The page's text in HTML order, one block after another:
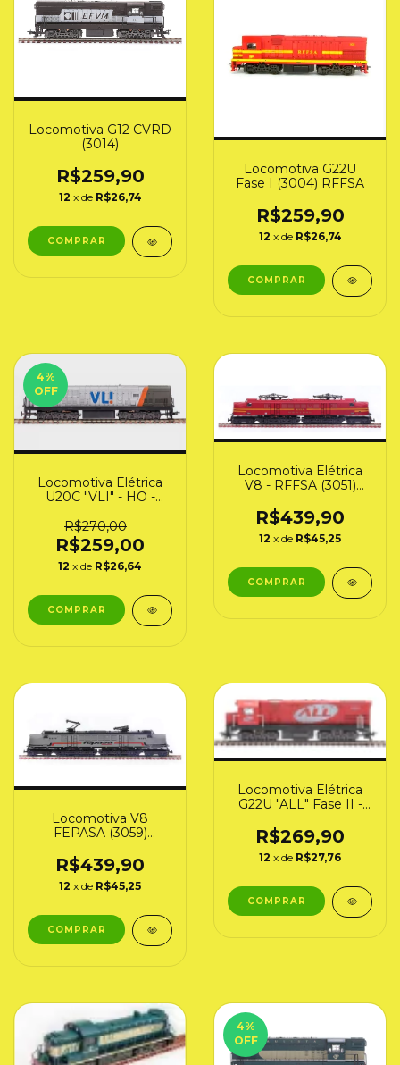
Locomotiva G12 CVRD
(3014)
R$259,90
12 x de R$26,74
Locomotiva G22U
Fase I (3004) RFFSA
R$259,90
12 x de R$26,74
4%
OFF
Locomotiva Elétrica
U20C "VLI" - HO -
R$270,00
R$259,00
12 x de R$26,64
Locomotiva Elétrica
V8 - RFFSA (3051)
R$439,90
12 x de R$45,25
Locomotiva V8
FEPASA (3059)
R$439,90
12 x de R$45,25
Locomotiva Elétrica
G22U "ALL" Fase II -
R$269,90
12 x de R$27,76
4%
OFF